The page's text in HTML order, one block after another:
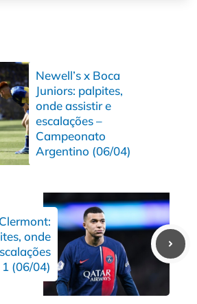
Newell’s x Boca
Juniors: palpites,
onde assistir e
escalações –
Campeonato
Argentino (06/04)
onde
(06/04)